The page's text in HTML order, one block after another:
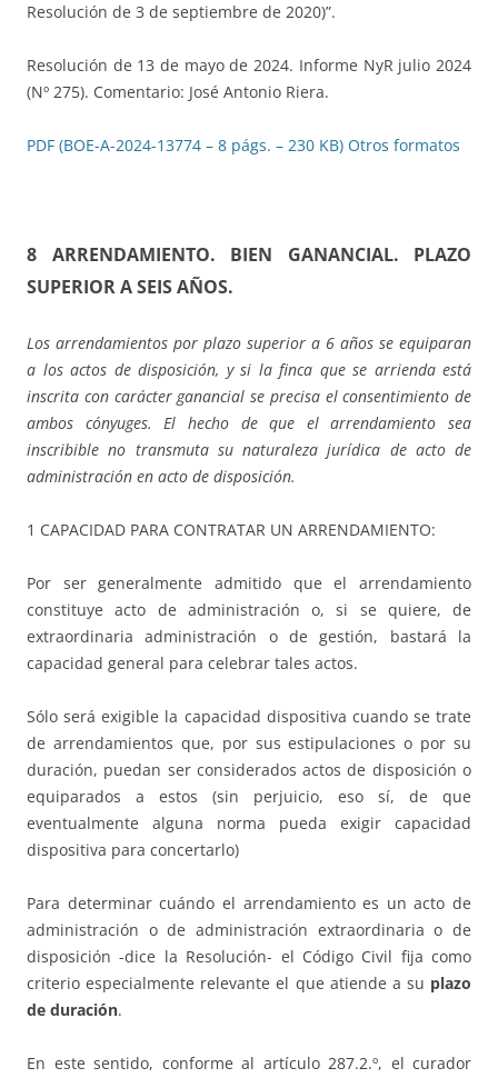
Resolución de 3 de septiembre de 2020)”.
Resolución de 13 de mayo de 2024. Informe NyR julio 2024
(Nº 275). Comentario: José Antonio Riera.
PDF (BOE-A-2024-13774 – 8 págs. – 230 KB) Otros formatos
8 ARRENDAMIENTO. BIEN GANANCIAL. PLAZO
SUPERIOR A SEIS AÑOS.
Los arrendamientos por plazo superior a 6 años se equiparan
a los actos de disposición, y si la finca que se arrienda está
inscrita con carácter ganancial se precisa el consentimiento de
ambos cónyuges. El hecho de que el arrendamiento sea
inscribible no transmuta su naturaleza jurídica de acto de
administración en acto de disposición.
1 CAPACIDAD PARA CONTRATAR UN ARRENDAMIENTO:
Por ser generalmente admitido que el arrendamiento
constituye acto de administración o, si se quiere, de
extraordinaria administración o de gestión, bastará la
capacidad general para celebrar tales actos.
Sólo será exigible la capacidad dispositiva cuando se trate
de arrendamientos que, por sus estipulaciones o por su
duración, puedan ser considerados actos de disposición o
equiparados a estos (sin perjuicio, eso sí, de que
eventualmente alguna norma pueda exigir capacidad
dispositiva para concertarlo)
Para determinar cuándo el arrendamiento es un acto de
administración o de administración extraordinaria o de
disposición -dice la Resolución- el Código Civil fija como
criterio especialmente relevante el que atiende a su plazo
de duración.
En este sentido, conforme al artículo 287.2.º, el curador